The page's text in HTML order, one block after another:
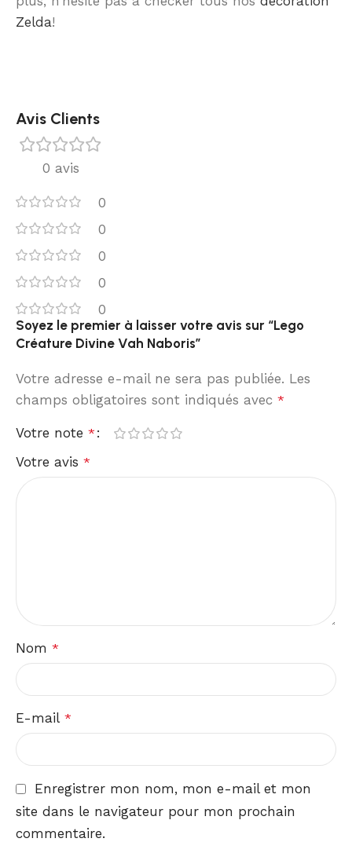
Zelda!
Avis Clients
0 avis
0
0
0
0
0
Soyez le premier à laisser votre avis sur “Lego
Créature Divine Vah Naboris”
Votre adresse e-mail ne sera pas publiée. Les
champs obligatoires sont indiqués avec *
Votre note *
Votre avis *
Nom *
E-mail *
Enregistrer mon nom, mon e-mail et mon
site dans le navigateur pour mon prochain
commentaire.